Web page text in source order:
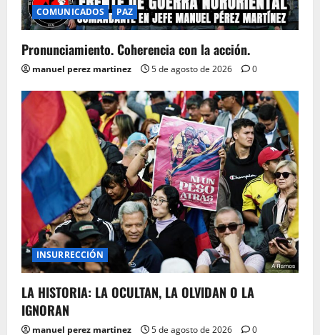
COMUNICADOS PAZ
Pronunciamiento. Coherencia con la acción.
manuel perez martinez 5 de agosto de 2026 0
INSURRECCIÓN
LA HISTORIA: LA OCULTAN, LA OLVIDAN O LA
IGNORAN
manuel perez martinez 5 de agosto de 2026 0